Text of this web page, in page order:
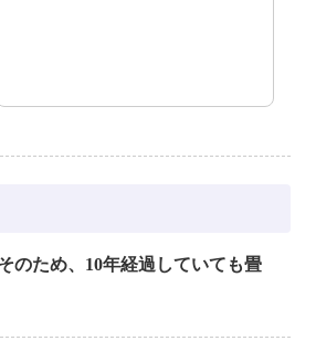
のため、10年経過していても畳